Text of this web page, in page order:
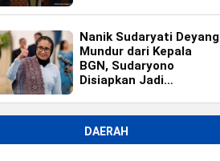
Nanik Sudaryati Deyang
Mundur dari Kepala
BGN, Sudaryono
Disiapkan Jadi
DAERAH